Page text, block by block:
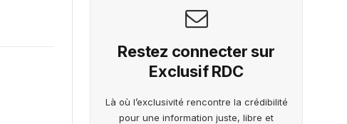
Restez connecter sur
Exclusif RDC
Là où l’exclusivité rencontre la crédibilité
pour une information juste, libre et